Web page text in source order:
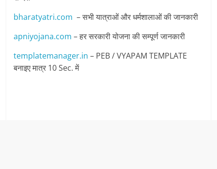
bharatyatri.com – सभी यात्राओं और धर्मशालाओं की जानकारी
apniyojana.com – हर सरकारी योजना की सम्पूर्ण जानकारी
templatemanager.in – PEB / VYAPAM TEMPLATE
बनाइए मात्र 10 Sec. में